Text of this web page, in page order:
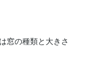
窓の種類と大きさ